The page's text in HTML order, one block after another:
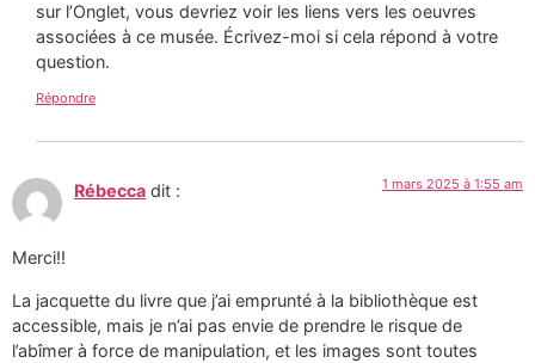
sur l’Onglet, vous devriez voir les liens vers les oeuvres
associées à ce musée. Écrivez-moi si cela répond à votre
question.
Répondre
Rébecca dit : 1 mars 2025 à 1:55 am
Merci!!
La jacquette du livre que j’ai emprunté à la bibliothèque est
accessible, mais je n’ai pas envie de prendre le risque de
l’abîmer à force de manipulation, et les images sont toutes